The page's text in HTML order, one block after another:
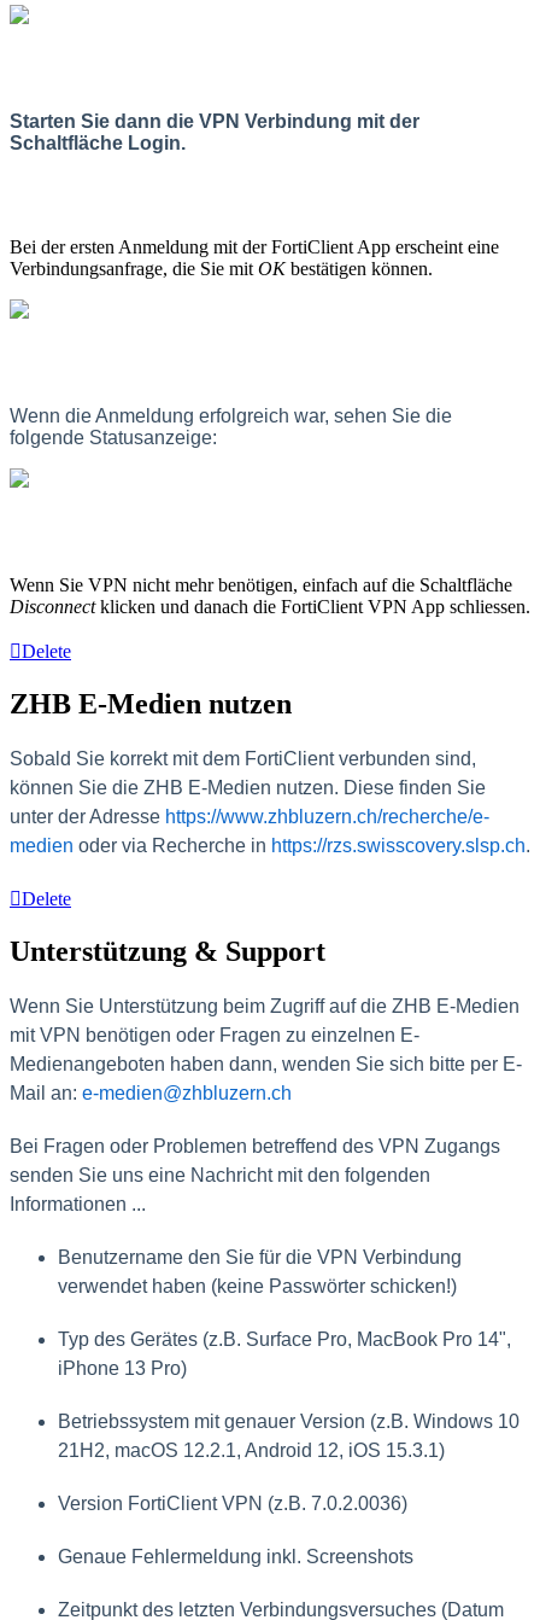
Starten Sie dann die VPN Verbindung mit der
Schaltfläche Login.
Bei der ersten Anmeldung mit der FortiClient App erscheint eine
Verbindungsanfrage, die Sie mit OKbestätigen können.
Wenn die Anmeldung erfolgreich war, sehen Sie die
folgende Statusanzeige:
Wenn Sie VPN nicht mehr benötigen, einfach auf die Schaltfläche
Disconnectklicken und danach die FortiClient VPN App schliessen.
Delete
ZHB E-Medien nutzen
Sobald Sie korrekt mit dem FortiClient verbunden sind,
können Sie die ZHB E-Medien nutzen. Diese finden Sie
unter der Adresse https://www.zhbluzern.ch/recherche/e-
medien oder via Recherche in https://rzs.swisscovery.slsp.ch.
Delete
Unterstützung & Support
Wenn Sie Unterstützung beim Zugriff auf die ZHB E-Medien
mit VPN benötigen oder Fragen zu einzelnen E-
Medienangeboten haben dann, wenden Sie sich bitte per E-
Mail an: e-medien@zhbluzern.ch
Bei Fragen oder Problemen betreffend des VPN Zugangs
senden Sie uns eine Nachricht mit den folgenden
Informationen ...
Benutzername den Sie für die VPN Verbindung
verwendet haben (keine Passwörter schicken!)
Typ des Gerätes (z.B. Surface Pro, MacBook Pro 14",
iPhone 13 Pro)
Betriebssystem mit genauer Version (z.B. Windows 10
21H2, macOS 12.2.1, Android 12, iOS 15.3.1)
Version FortiClient VPN (z.B. 7.0.2.0036)
Genaue Fehlermeldung inkl. Screenshots
Zeitpunkt des letzten Verbindungsversuches (Datum